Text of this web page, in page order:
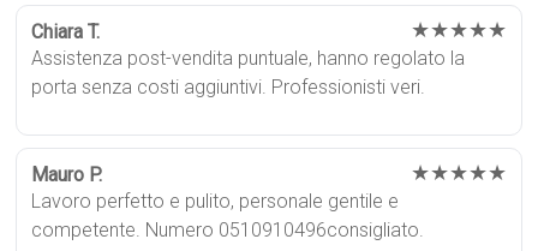
Chiara T. ★★★★★
Assistenza post-vendita puntuale, hanno regolato la
porta senza costi aggiuntivi. Professionisti veri.
Mauro P. ★★★★★
Lavoro perfetto e pulito, personale gentile e
competente. Numero 0510910496consigliato.